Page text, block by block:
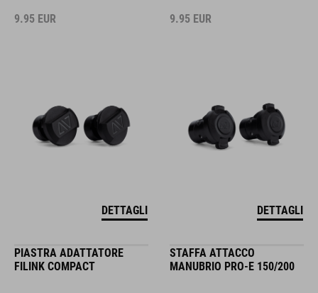
9.95 EUR
DETTAGLI
9.95 EUR
DETTAGLI
PIASTRA ADATTATORE
FILINK COMPACT
STAFFA ATTACCO
MANUBRIO PRO-E 150/200